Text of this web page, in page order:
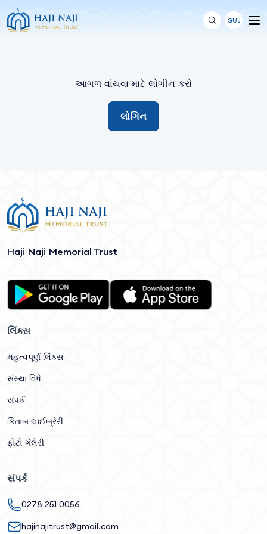
GUJ
આગળ વાંચવા માટે લોગીન કરો
લોગિન
Haji Naji Memorial Trust
લિંક્સ
મહત્વપૂર્ણ લિંક્સ
સંસ્થા વિષે
સંપર્ક
કિતાબ લાઈબ્રેરી
ફોટો ગેલેરી
સંપર્ક
0278 251 0056
hajinajitrust@gmail.com